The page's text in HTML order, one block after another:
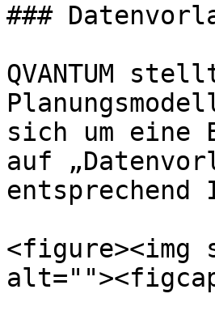
###
QVANTUM
sich um eine
auf
entsprechend
<figure><img